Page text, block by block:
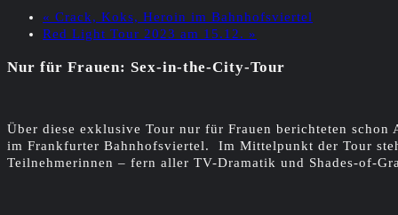
« Crack, Koks, Heroin im Bahnhofsviertel
Red Light Tour 2023 am 15.12. »
Nur für Frauen: Sex-in-the-City-Tour
Über diese exklusive Tour nur für Frauen berichteten
im Frankfurter Bahnhofsviertel. Im Mittelpunkt der Tour
Teilnehmerinnen – fern aller TV-Dramatik und Shades-of-